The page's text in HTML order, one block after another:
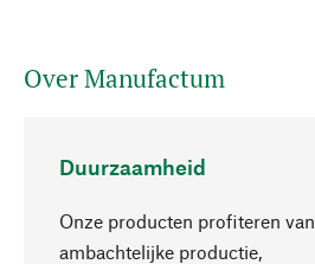
Over Manufactum
Duurzaamheid
Onze producten profiteren van
ambachtelijke productie,